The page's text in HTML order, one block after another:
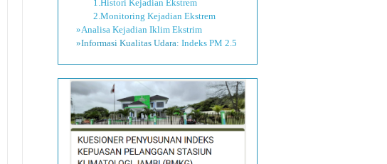
1.Histori Kejadian Ekstrem
2.Monitoring Kejadian Ekstrem
»Analisa Kejadian Iklim Ekstrim
»Informasi Kualitas Udara: Indeks PM 2.5